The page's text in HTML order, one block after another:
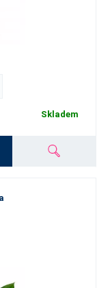
Skladem